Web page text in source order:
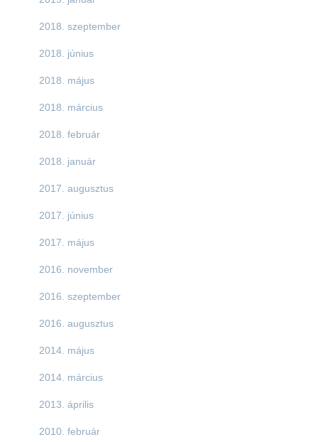
2018. szeptember
2018. június
2018. május
2018. március
2018. február
2018. január
2017. augusztus
2017. június
2017. május
2016. november
2016. szeptember
2016. augusztus
2014. május
2014. március
2013. április
2010. február